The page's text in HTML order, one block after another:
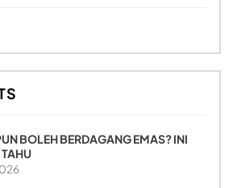
BOLEH BERDAGANG EMAS? INI